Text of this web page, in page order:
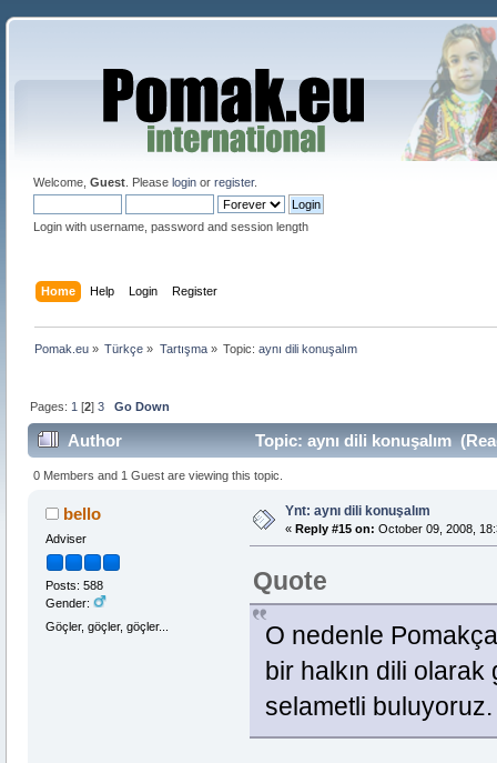
Welcome, Guest. Please loginor register.
Login with username, password and session length
Home Help Login Register
Pomak.eu » Türkçe » Tartışma» Topic:aynı dili konuşalım
Pages: 1 [2]3 Go Down
Author Topic: aynı dili konuşalım
0 Members and 1 Guest are viewing this topic.
bello
Adviser
Posts: 588
Gender:
Göçler, göçler, göçler...
Ynt: aynı dili konuşalım
« Reply #15 on: October 09, 2008,
Quote
O nedenle
bir halkın dili
selametli buluyoruz.